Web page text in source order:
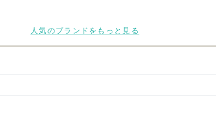
人気のブランドをもっと見る